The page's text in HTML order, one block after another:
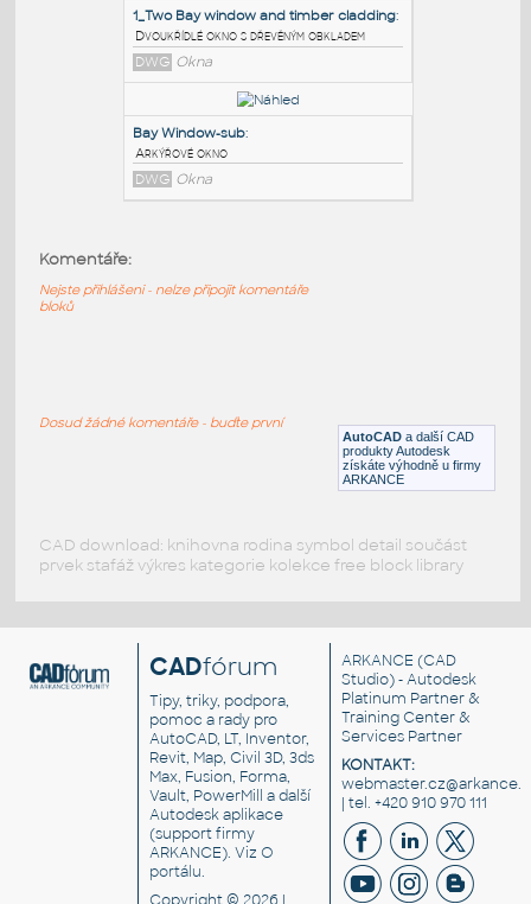
DWG Okna
Bay Window - Adjustable
Arkýřové okno - nastavitelné úhly a rozměry
RFA Okna
DWG Okna
DWG Okna
AutoCAD a další CAD
produkty Autodesk
získáte výhodně u firmy
ARKANCE
Komentáře:
Nejste přihlášeni - nelze připojit komentáře
bloků
Dosud žádné komentáře - buďte první
CAD download: knihovna rodina symbol detail součást
prvek stafáž výkres kategorie kolekce free block library
CADfórum
Tipy, triky, podpora,
pomoc a rady pro
AutoCAD, LT, Inventor,
Revit, Map, Civil 3D, 3ds
Max, Fusion, Forma,
Vault, PowerMill a další
Autodesk aplikace
(support firmy
ARKANCE). VizO
portálu.
ARKANCE (CAD
Studio) - Autodesk
Platinum Partner &
Training Center &
Services Partner
KONTAKT:
| tel. +420 910 970 111